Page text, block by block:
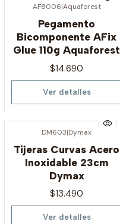
AF8006|Aquaforest
Pegamento
Bicomponente AFix
Glue 110g Aquaforest
$14.690
Ver detalles
DM603|Dymax
Tijeras Curvas Acero
Inoxidable 23cm
Dymax
$13.490
Ver detalles